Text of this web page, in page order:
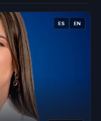
ES EN